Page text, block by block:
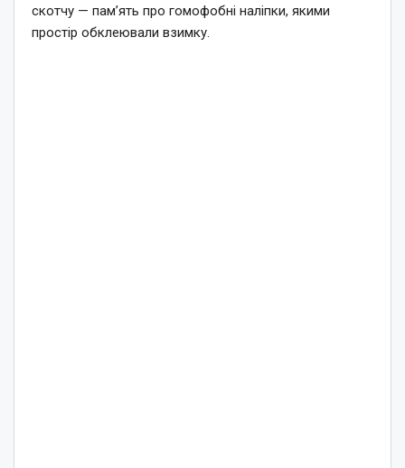
скотчу — пам’ять про гомофобні наліпки, якими
простір обклеювали взимку.